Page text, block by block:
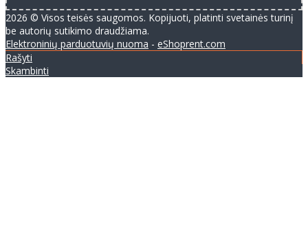
2026 © Visos teisės saugomos. Kopijuoti, platinti svetainės turinį
be autorių sutikimo draudžiama.
Elektroninių parduotuvių nuoma - eShoprent.com
Rašyti
Skambinti